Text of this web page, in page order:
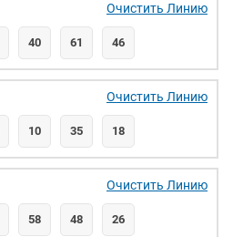
40 61 46
Очистить Линию
10 35 18
Очистить Линию
58 48 26
Очистить Линию